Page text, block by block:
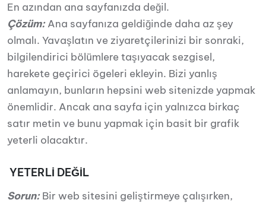
En azından ana sayfanızda değil.
Çözüm: Ana sayfanıza geldiğinde daha az şey
olmalı. Yavaşlatın ve ziyaretçilerinizi bir sonraki,
bilgilendirici bölümlere taşıyacak sezgisel,
harekete geçirici ögeleri ekleyin. Bizi yanlış
anlamayın, bunların hepsini web sitenizde yapmak
önemlidir. Ancak ana sayfa için yalnızca birkaç
satır metin ve bunu yapmak için basit bir grafik
yeterli olacaktır.
YETERLİ DEĞİL
Sorun: Bir web sitesini geliştirmeye çalışırken,